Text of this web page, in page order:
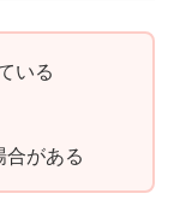
いる
合がある